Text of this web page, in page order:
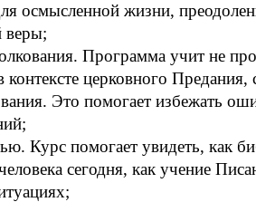
осмысленной жизни,
веры;
Программа учит не
церковного Предания,
Это помогает избежать
Курс помогает увидеть, как
сегодня, как учение